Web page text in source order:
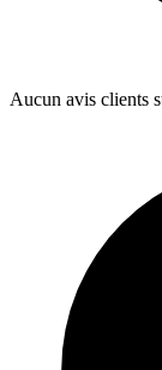
Aucun avis clients